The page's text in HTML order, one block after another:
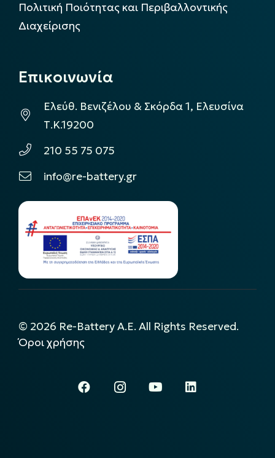
Πολιτική Ποιότητας και Περιβαλλοντικής
Διαχείρισης
Επικοινωνία
Ελεύθ. Βενιζέλου & Σκόρδα 1, Ελευσίνα
Τ.Κ.19200
210 55 75 075
info@re-battery.gr
© 2026 Re-Battery A.E. All Rights Reserved.
Όροι χρήσης